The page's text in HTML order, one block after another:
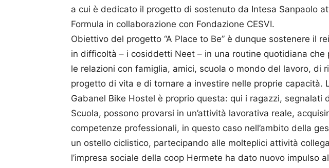
a cui è dedicato il progetto di sostenuto da Intesa Sanpaolo
Formula in collaborazione con Fondazione CESVI.
Obiettivo del progetto “A Place to Be” è dunque sostenere il
in difficoltà – i cosiddetti Neet – in una routine quotidiana che
le relazioni con famiglia, amici, scuola o mondo del lavoro, di
progetto di vita e di tornare a investire nelle proprie capacità.
Gabanel Bike Hostel è proprio questa: qui i ragazzi, segnalati
Scuola, possono provarsi in un’attività lavorativa reale,
competenze professionali, in questo caso nell’ambito della
un ostello ciclistico, partecipando alle molteplici attività
l’impresa sociale della coop Hermete ha dato nuovo impulso